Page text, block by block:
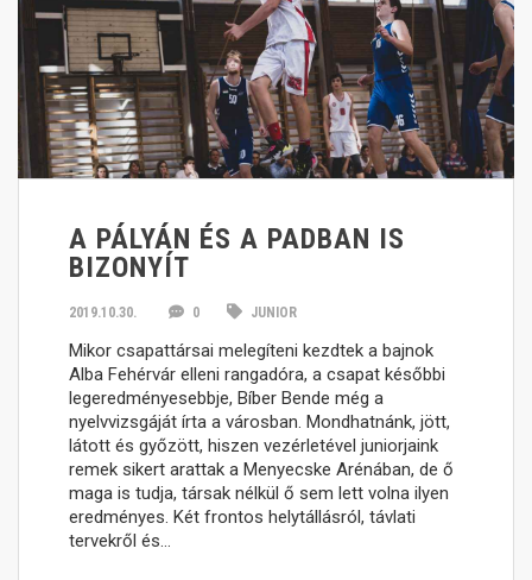
A PÁLYÁN ÉS A PADBAN IS
BIZONYÍT
2019.10.30. 0 JUNIOR
Mikor csapattársai melegíteni kezdtek a bajnok
Alba Fehérvár elleni rangadóra, a csapat későbbi
legeredményesebbje, Bíber Bende még a
nyelvvizsgáját írta a városban. Mondhatnánk, jött,
látott és győzött, hiszen vezérletével juniorjaink
remek sikert arattak a Menyecske Arénában, de ő
maga is tudja, társak nélkül ő sem lett volna ilyen
eredményes. Két frontos helytállásról, távlati
tervekről és…